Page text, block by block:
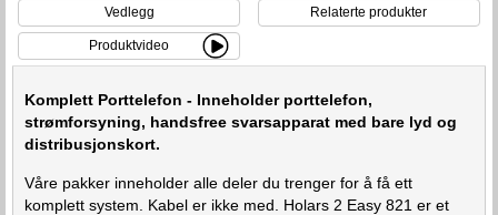
Vedlegg Relaterte produkter
Produktvideo
Komplett Porttelefon - Inneholder porttelefon,
strømforsyning, handsfree svarsapparat med bare lyd og
distribusjonskort.
Våre pakker inneholder alle deler du trenger for å få ett
komplett system. Kabel er ikke med. Holars 2 Easy 821 er et